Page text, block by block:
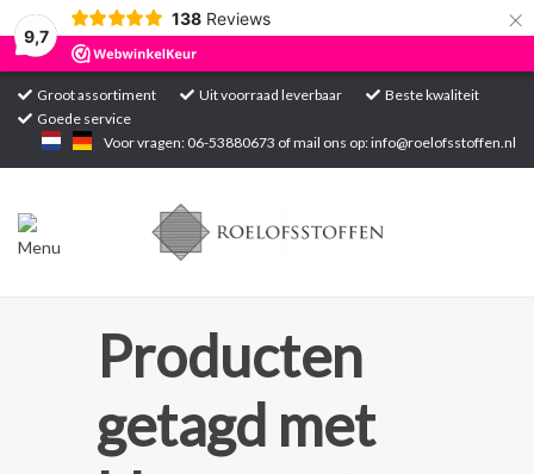
9,7
138 Reviews ×
Groot assortiment Uit voorraad leverbaar
Beste kwaliteit
Goede service
Voor vragen: 06-53880673 of mail ons op:info@roelofsstoffen.nl
Home
Producten
getagd met